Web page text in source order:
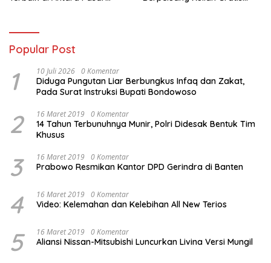
Popular Post
1 10 Juli 2026 0 Komentar
Diduga Pungutan Liar Berbungkus Infaq dan Zakat,
Pada Surat Instruksi Bupati Bondowoso
2 16 Maret 2019 0 Komentar
14 Tahun Terbunuhnya Munir, Polri Didesak Bentuk Tim
Khusus
3 16 Maret 2019 0 Komentar
Prabowo Resmikan Kantor DPD Gerindra di Banten
4 16 Maret 2019 0 Komentar
Video: Kelemahan dan Kelebihan All New Terios
5 16 Maret 2019 0 Komentar
Aliansi Nissan-Mitsubishi Luncurkan Livina Versi Mungil